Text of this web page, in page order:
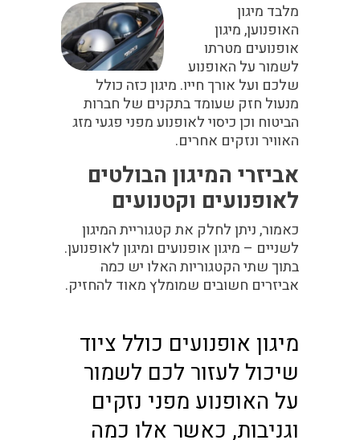
מלבד מיגון
האופנוען, מיגון
אופנועים מטרתו
לשמור על האופנוע
שלכם ועל אורך חייו. מיגון כזה כולל
מנעול חזק שעומד בתקנים של חברות
הביטוח וכן כיסוי לאופנוע מפני פגעי מזג
האוויר ונזקים אחרים.
אביזרי המיגון הבולטים
לאופנועים וקטנועים
כאמור, ניתן לחלק את קטגוריית המיגון
לשניים – מיגון אופנועים ומיגון לאופנוען.
בתוך שתי הקטגוריות האלו יש כמה
אביזרים חשובים שמומלץ מאוד להחזיק.
מיגון אופנועים כולל ציוד
שיכול לעזור לכם לשמור
על האופנוע מפני נזקים
וגניבות, כאשר אלו כמה